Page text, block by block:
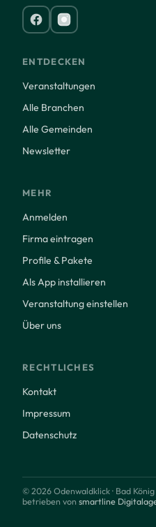
ENTDECKEN
Veranstaltungen
Alle Branchen
Alle Gemeinden
Newsletter
MEHR
Anmelden
Firma eintragen
Profile & Pakete
Als App installieren
Veranstaltung einstellen
Über uns
RECHTLICHES
Kontakt
Impressum
Datenschutz
© 2026 Odenwaldklick · Bad König
betrieben von smartline